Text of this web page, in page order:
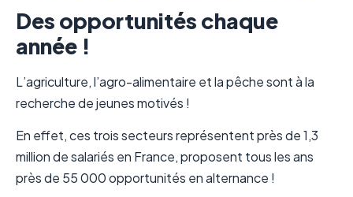
Des opportunités chaque
année !
L’agriculture, l’agro-alimentaire et la pêche sont à la
recherche de jeunes motivés !
En effet, ces trois secteurs représentent près de 1,3
million de salariés en France, proposent tous les ans
près de 55 000 opportunités en alternance !